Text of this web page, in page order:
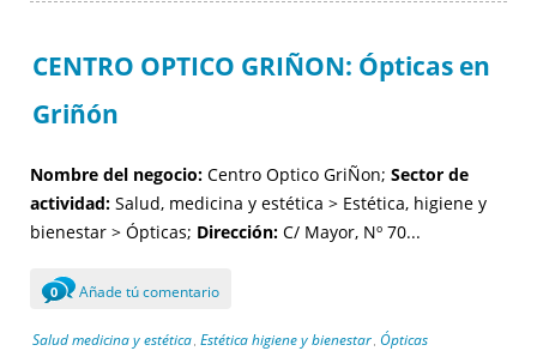
CENTRO OPTICO GRIÑON: Ópticas en
Griñón
Nombre del negocio: Centro Optico GriÑon; Sector de
actividad: Salud, medicina y estética > Estética, higiene y
bienestar > Ópticas; Dirección: C/ Mayor, Nº 70...
0 Añade tú comentario
Salud medicina y estética , Estética higiene y bienestar , Ópticas